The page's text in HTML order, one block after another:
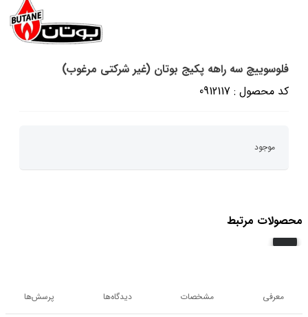
فلوسوییچ سه راهه پکیج بوتان (غیر شرکتی مرغوب)
کد محصول : 0912117
موجود
محصولات مرتبط
معرفی مشخصات دیدگاه‌ها پرسش‌ها